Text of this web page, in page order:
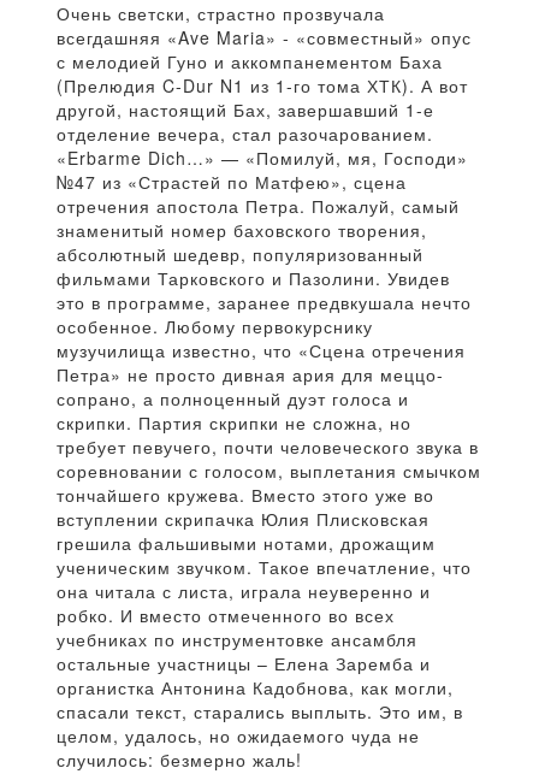
Очень светски, страстно прозвучала
всегдашняя «Ave Maria» - «совместный» опус
с мелодией Гуно и аккомпанементом Баха
(Прелюдия C-Dur N1 из 1-го тома ХТК). А вот
другой, настоящий Бах, завершавший 1-е
отделение вечера, стал разочарованием.
«Erbarme Dich…» — «Помилуй, мя, Господи»
№47 из «Страстей по Матфею», сцена
отречения апостола Петра. Пожалуй, самый
знаменитый номер баховского творения,
абсолютный шедевр, популяризованный
фильмами Тарковского и Пазолини. Увидев
это в программе, заранее предвкушала нечто
особенное. Любому первокурснику
музучилища известно, что «Сцена отречения
Петра» не просто дивная ария для меццо-
сопрано, а полноценный дуэт голоса и
скрипки. Партия скрипки не сложна, но
требует певучего, почти человеческого звука в
соревновании с голосом, выплетания смычком
тончайшего кружева. Вместо этого уже во
вступлении скрипачка Юлия Плисковская
грешила фальшивыми нотами, дрожащим
ученическим звучком. Такое впечатление, что
она читала с листа, играла неуверенно и
робко. И вместо отмеченного во всех
учебниках по инструментовке ансамбля
остальные участницы – Елена Заремба и
органистка Антонина Кадобнова, как могли,
спасали текст, старались выплыть. Это им, в
целом, удалось, но ожидаемого чуда не
случилось: безмерно жаль!